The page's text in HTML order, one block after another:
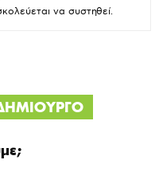
να συστηθεί.